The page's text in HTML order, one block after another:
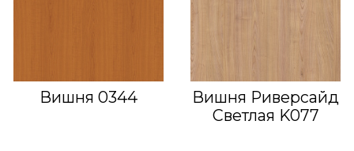
Вишня 0344
Вишня Риверсайд
Светлая K077